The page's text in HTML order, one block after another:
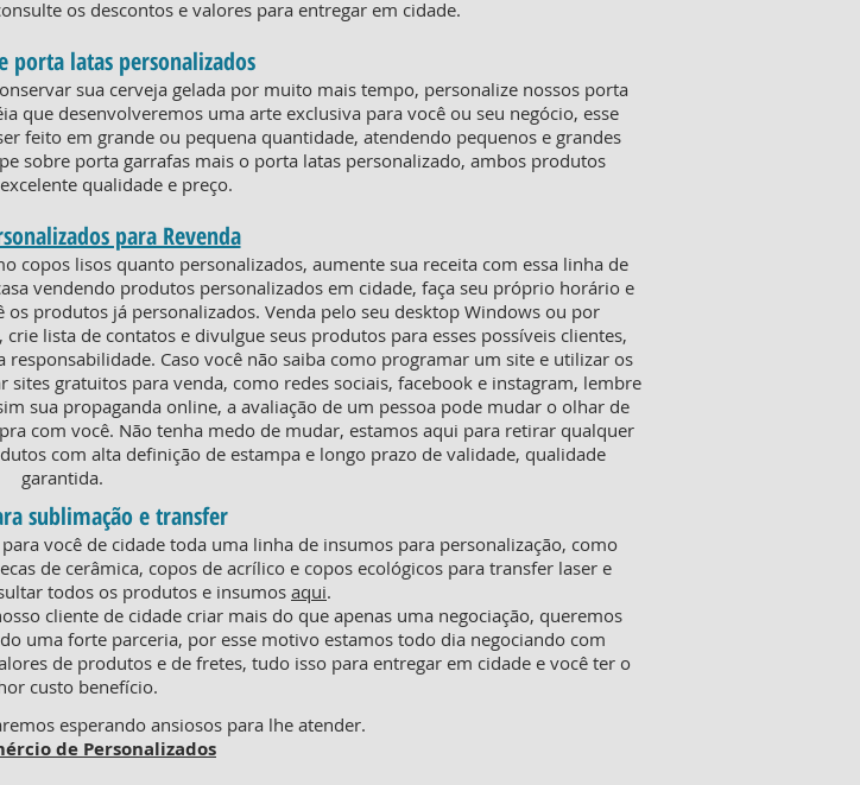
os descontos e valores para entregar em cidade.
porta latas personalizados
sua cerveja gelada por muito mais tempo, personalize nossos porta
que desenvolveremos uma arte exclusiva para você ou seu negócio, esse
feito em grande ou pequena quantidade, atendendo pequenos e grandes
sobre porta garrafas mais o porta latas personalizado, ambos produtos
qualidade e preço.
para Revenda
lisos quanto personalizados, aumente sua receita com essa linha de
vendendo produtos personalizados em cidade, faça seu próprio horário e
produtos já personalizados. Venda pelo seu desktop Windows ou por
lista de contatos e divulgue seus produtos para esses possíveis clientes,
Caso você não saiba como programar um site e utilizar os
gratuitos para venda, como redes sociais, facebook e instagram, lembre
sua propaganda online, a avaliação de um pessoa pode mudar o olhar de
com você. Não tenha medo de mudar, estamos aqui para retirar qualquer
com alta definição de estampa e longo prazo de validade, qualidade
garantida.
sublimação e transfer
você de cidade toda uma linha de insumos para personalização, como
de cerâmica, copos de acrílico e copos ecológicos para transfer laser e
todos os produtos e insumos aqui.
cliente de cidade criar mais do que apenas uma negociação, queremos
uma forte parceria, por esse motivo estamos todo dia negociando com
de produtos e de fretes, tudo isso para entregar em cidade e você ter o
custo benefício.
esperando ansiosos para lhe atender.
de Personalizados